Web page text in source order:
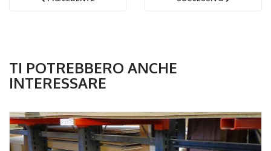
TI POTREBBERO ANCHE
INTERESSARE